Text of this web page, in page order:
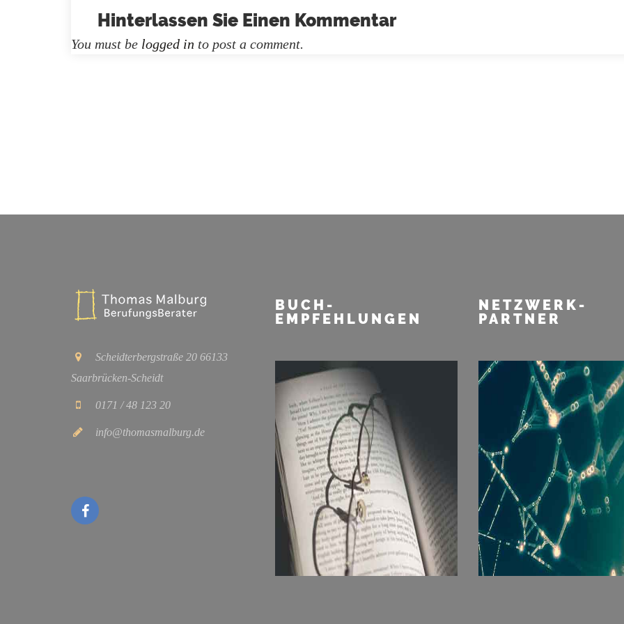
Hinterlassen Sie Einen Kommentar
You must be logged in to post a comment.
Scheidterbergstraße 20 66133
Saarbrücken-Scheidt
0171 / 48 123 20
info@thomasmalburg.de
BUCH-
EMPFEHLUNGEN
NETZWERK-
PARTNER